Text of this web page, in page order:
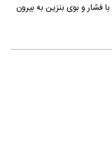
فشار و بوی بنزین به بیرون